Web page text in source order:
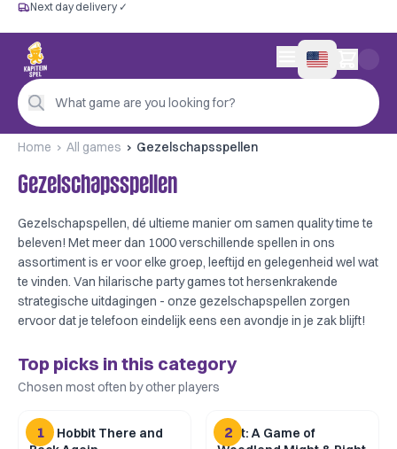
Free from €60
Next day delivery ✓
Personal advice
4,9/5 —
Next day delivery ✓
What game are you looking for?
0 items in cart
Home All games Gezelschapsspellen
Gezelschapsspellen
Gezelschapspellen, dé ultieme manier om samen quality time te
beleven! Met meer dan 1000 verschillende spellen in ons
assortiment is er voor elke groep, leeftijd en gelegenheid wel wat
te vinden. Van hilarische party games tot hersenkrakende
strategische uitdagingen - onze gezelschapspellen zorgen
ervoor dat je telefoon eindelijk eens een avondje in je zak blijft!
Top picks in this category
Chosen most often by other players
1
The Hobbit There and
2
Root: A Game of